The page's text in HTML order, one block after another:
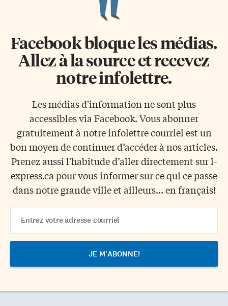
Facebook bloque les médias.
Allez à la source et recevez
notre infolettre.
Les médias d'information ne sont plus
accessibles via Facebook. Vous abonner
gratuitement à notre infolettre courriel est un
bon moyen de continuer d’accéder à nos articles.
Prenez aussi l'habitude d’aller directement sur l-
express.ca pour vous informer sur ce qui ce passe
dans notre grande ville et ailleurs... en français!
Address